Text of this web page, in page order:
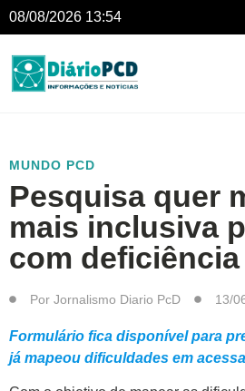
08/08/2026 13:54
MUNDO PCD
Pesquisa quer
mais inclusiva
com deficiência
Por Jornalismo Diario PcD 13/
Formulário fica disponível para
já mapeou dificuldades em